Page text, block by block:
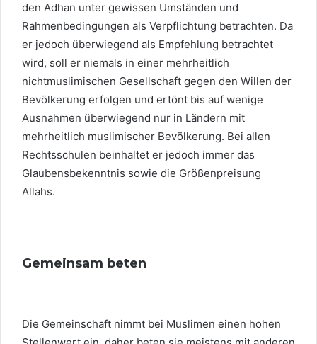
den Adhan unter gewissen Umständen und
Rahmenbedingungen als Verpflichtung betrachten. Da
er jedoch überwiegend als Empfehlung betrachtet
wird, soll er niemals in einer mehrheitlich
nichtmuslimischen Gesellschaft gegen den Willen der
Bevölkerung erfolgen und ertönt bis auf wenige
Ausnahmen überwiegend nur in Ländern mit
mehrheitlich muslimischer Bevölkerung. Bei allen
Rechtsschulen beinhaltet er jedoch immer das
Glaubensbekenntnis sowie die Größenpreisung
Allahs.
Gemeinsam beten
Die Gemeinschaft nimmt bei Muslimen einen hohen